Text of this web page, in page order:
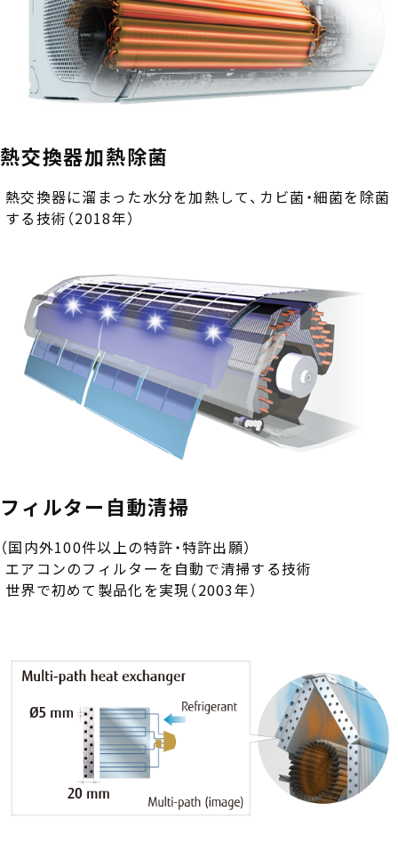
国内事業所・グループ会社
国内営業拠点
国内サービス拠点
事業紹介
品質活動
資材調達
特許・技術
ニュースルーム
受賞歴
リコール社告など製品に関する大切なお知らせ
X
熱交換器加熱除菌
熱交換器に溜まった水分を加熱して、カビ菌・細菌を除菌
する技術（2018年）
フィルター自動清掃
（国内外100件以上の特許・特許出願）
エアコンのフィルターを自動で清掃する技術
世界で初めて製品化を実現（2003年）